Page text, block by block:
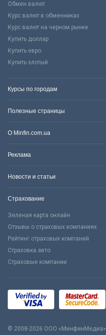
Обмен валют
Курс валют в обменниках
Курс валют на черном рынке
Купить доллар
Купить евро
Купить злотый
Курсы по городам
Полезные страницы
О Minfin.com.ua
Реклама
Новости и статьи
Страхование
Зеленая карта онлайн
Отзывы о страховых компаниях
Рейтинг страховых компаний
Страховка авто
Страховые компании
© 2008-2026 ООО